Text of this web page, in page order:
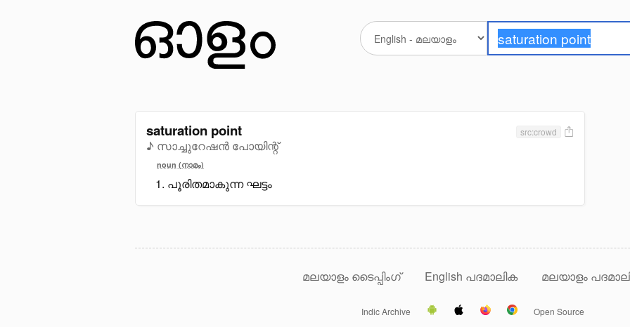
saturation point
♪ സാച്ചുറേഷന്‍ പോയിന്റ്
src:crowd
noun (നാമം)
പൂരിതമാകുന്ന ഘട്ടം
മലയാളം ടൈപ്പിംഗ് English പദമാലിക മലയാളം
Indic Archive Open Source